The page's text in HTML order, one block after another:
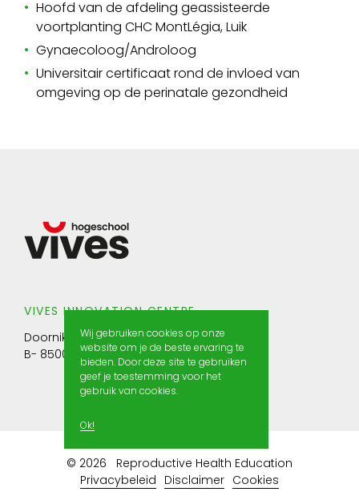
Wij gebruiken cookies op onze
website om je de beste ervaring te
bieden. Door deze site te gebruiken
geef je toestemming voor het
gebruik van cookies.
Ok!
Hoofd van de afdeling geassisteerde
voortplanting CHC MontLégia, Luik
Gynaecoloog/Androloog
Universitair certificaat rond de invloed van
omgeving op de perinatale gezondheid
VIVES INNOVATION CENTRE
Doorniksesteenweg 145
B- 8500 Kortrijk
© 2026 Reproductive Health Education
Privacybeleid Disclaimer Cookies